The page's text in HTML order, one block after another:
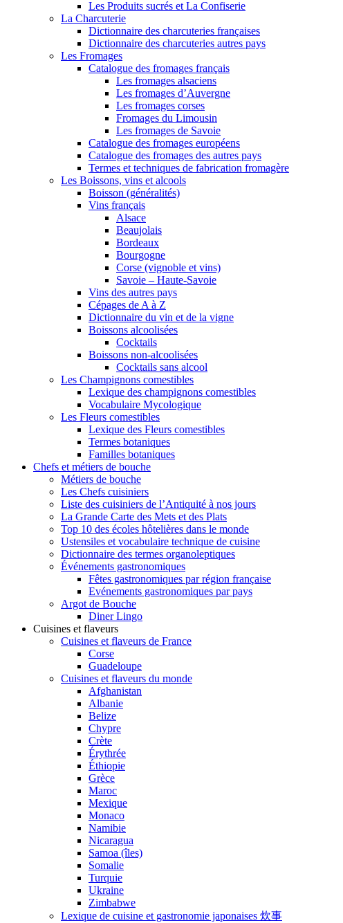
Les Produits sucrés et La Confiserie
La Charcuterie
Dictionnaire des charcuteries françaises
Dictionnaire des charcuteries autres pays
Les Fromages
Catalogue des fromages français
Les fromages alsaciens
Les fromages d’Auvergne
Les fromages corses
Fromages du Limousin
Les fromages de Savoie
Catalogue des fromages européens
Catalogue des fromages des autres pays
Termes et techniques de fabrication fromagère
Les Boissons, vins et alcools
Boisson (généralités)
Vins français
Alsace
Beaujolais
Bordeaux
Bourgogne
Corse (vignoble et vins)
Savoie – Haute-Savoie
Vins des autres pays
Cépages de A à Z
Dictionnaire du vin et de la vigne
Boissons alcoolisées
Cocktails
Boissons non-alcoolisées
Cocktails sans alcool
Les Champignons comestibles
Lexique des champignons comestibles
Vocabulaire Mycologique
Les Fleurs comestibles
Lexique des Fleurs comestibles
Termes botaniques
Familles botaniques
Chefs et métiers de bouche
Métiers de bouche
Les Chefs cuisiniers
Liste des cuisiniers de l’Antiquité à nos jours
La Grande Carte des Mets et des Plats
Top 10 des écoles hôtelières dans le monde
Ustensiles et vocabulaire technique de cuisine
Dictionnaire des termes organoleptiques
Événements gastronomiques
Fêtes gastronomiques par région française
Evénements gastronomiques par pays
Argot de Bouche
Diner Lingo
Cuisines et flaveurs
Cuisines et flaveurs de France
Corse
Guadeloupe
Cuisines et flaveurs du monde
Afghanistan
Albanie
Belize
Chypre
Crète
Érythrée
Éthiopie
Grèce
Maroc
Mexique
Monaco
Namibie
Nicaragua
Samoa (îles)
Somalie
Turquie
Ukraine
Zimbabwe
Lexique de cuisine et gastronomie japonaises 炊事